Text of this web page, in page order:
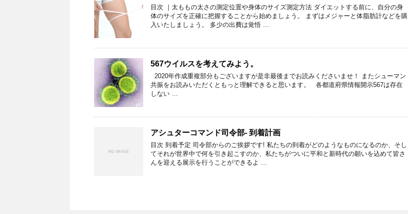
目次 ｜太ももの太さの測定位置や身体のサイズ測定方法 ダイエットする前に、自分の身
体のサイズを正確に把握することから始めましょう。 まずはメジャーと体脂肪計などを購
入いたしましょう。 多少の出費は覚悟 …
567ウイルスを考えてみよう。
2020年作成重複部分もございますが是非最後までお読みくださいませ！ またシューマン
共振をお読みいただくともっと理解できると思います。 各都道府県情報開示567は存在
しない …
アシュターコマンド司令部- 到着計画
目次 到着予定 司令部からのご挨拶です! 私たちの到着がどのようなものになるのか、そし
てそれが世界中で何を引き起こすのか、私たちがついに平和と新時代の願いを込めて皆さ
んを迎える展示を行うことができるよ …